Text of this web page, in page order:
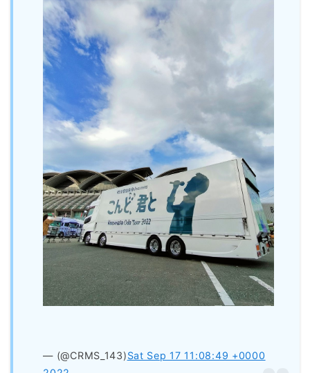
— (@CRMS_143)Sat Sep 17 11:08:49 +0000